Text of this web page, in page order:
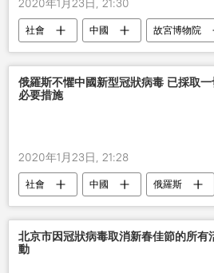
2020年1月23日, 21:30
社會 中國 故宮博物院
俄羅斯不懼中國新型冠狀病毒 已採取一
必要措施
2020年1月23日, 21:28
社會 中國
俄羅斯
新型肺炎疫情
北京市因冠狀病毒取消新春佳節的所有
動